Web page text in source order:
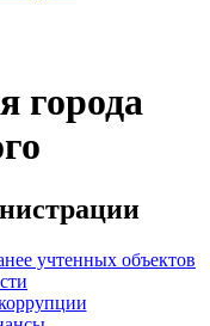
города
учтенных объектов